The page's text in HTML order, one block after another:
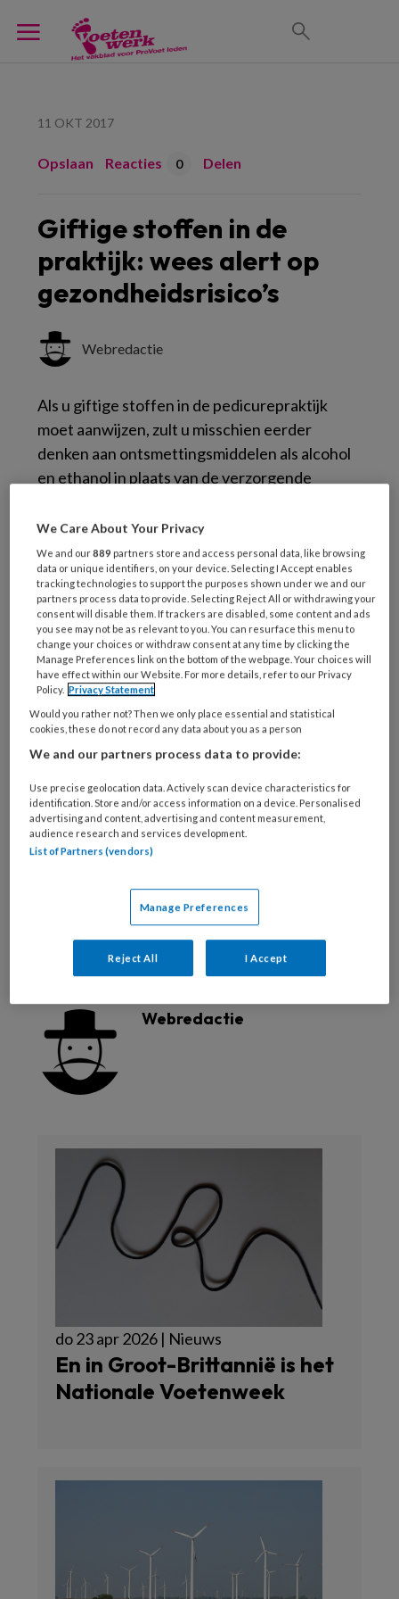
11 OKT 2017
Opslaan Reacties 0 Delen
Giftige stoffen in de
praktijk: wees alert op
gezondheidsrisico’s
Webredactie
Als u giftige stoffen in de pedicurepraktijk
moet aanwijzen, zult u misschien eerder
denken aan ontsmettingsmiddelen als alcohol
en ethanol in plaats van de verzorgende
Toch zit juist in verzorgingsproducten een keur
aan stoffen die kunnen leiden tot allergische
reacties of andere gezondheidsrisico’s met
zich meebrengen.
Giftige stoffen in de praktijk: wees alert op
gezondheidsrisico’s, Podopost mei 2017:30
(PDF)
Reageer op dit artikel Deel dit artikel
chemische stoffen duurzaam ondernemen
duurzaamheid gezondheid
verzorgingsproducten
Webredactie
do 23 apr 2026 | Nieuws
En in Groot-Brittannië is het
Nationale Voetenweek
We Care About Your Privacy
We and our889 partners store and access personal data, like browsing
data or unique identifiers, on your device. Selecting I Accept enables
tracking technologies to support the purposes shown under we and our
partners process data to provide. Selecting Reject All or withdrawing your
consent will disable them. If trackers are disabled, some content and ads
you see may not be as relevant to you. You can resurface this menu to
change your choices or withdraw consent at any time by clicking the
Manage Preferences link on the bottom of the webpage. Your choices will
have effect within our Website. For more details, refer to our Privacy
Policy. Privacy Statement
Would you rather not? Then we only place essential and statistical
cookies, these do not record any data about you as a person
We and our partners process data to provide:
Use precise geolocation data. Actively scan device characteristics for
identification. Store and/or access information on a device. Personalised
advertising and content, advertising and content measurement,
audience research and services development.
List of Partners (vendors)
Manage Preferences
Reject All I Accept